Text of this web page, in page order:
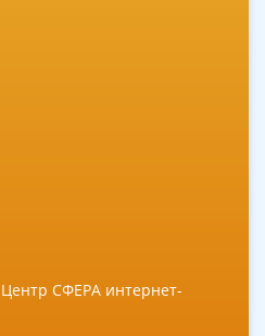
СФЕРА интернет-